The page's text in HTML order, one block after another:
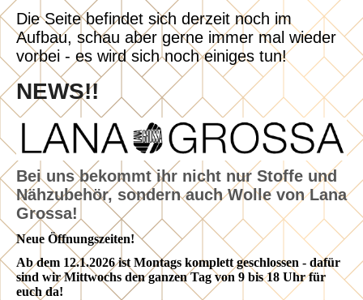
Die Seite befindet sich derzeit noch im
Aufbau, schau aber gerne immer mal wieder
vorbei - es wird sich noch einiges tun!
NEWS!!
Bei uns bekommt ihr nicht nur Stoffe und
Nähzubehör, sondern auch Wolle von Lana
Grossa!
Neue Öffnungszeiten!
Ab dem 12.1.2026 ist Montags komplett geschlossen - dafür
sind wir Mittwochs den ganzen Tag von 9 bis 18 Uhr für
euch da!